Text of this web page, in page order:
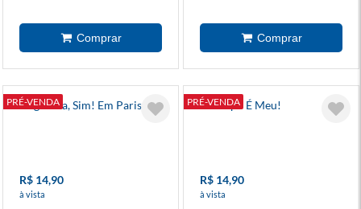
PRÉ-VENDA
Neguinha, Sim! Em Paris
R$ 14,90
à vista
PRÉ-VENDA
O Corpo É Meu!
R$ 14,90
à vista